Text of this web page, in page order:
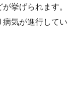
挙げられます。
病気が進行してい